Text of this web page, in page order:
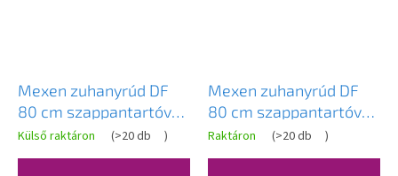
Mexen zuhanyrúd DF
80 cm szappantartóval,
csaptelep nélkül, króm,
79382-00
Külső raktáron (>20 db )
Mexen zuhanyrúd DF
80 cm szappantartóval,
csaptelep nélkül,
fekete, 79382-70
Raktáron (>20 db )